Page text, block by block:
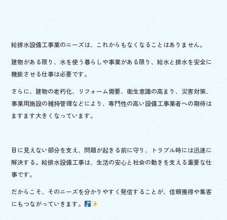
給排水設備工事業のニーズは、これからもなくなることはありません。
建物がある限り、水を使う暮らしや事業がある限り、給水と排水を安全に
機能させる仕事は必要です。
さらに、建物の老朽化、リフォーム需要、衛生意識の高まり、災害対策、
事業用施設の維持管理などにより、専門性の高い設備工事業者への期待は
ますます大きくなっています。
目に見えない部分を支え、問題が起きる前に守り、トラブル時には迅速に
解決する。給排水設備工事は、生活の安心と社会の動きを支える重要な仕
事です。
だからこそ、そのニーズを分かりやすく発信することが、信頼獲得や集客
にもつながっていきます。